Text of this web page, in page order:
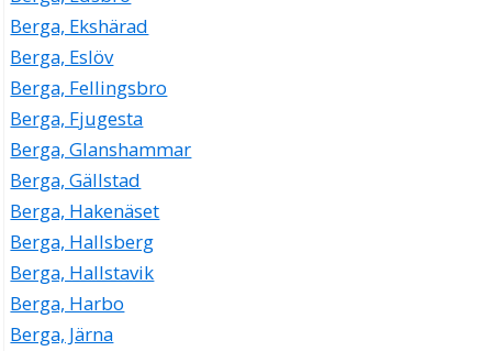
Berga, Ekshärad
Berga, Eslöv
Berga, Fellingsbro
Berga, Fjugesta
Berga, Glanshammar
Berga, Gällstad
Berga, Hakenäset
Berga, Hallsberg
Berga, Hallstavik
Berga, Harbo
Berga, Järna